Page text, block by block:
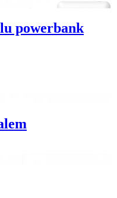
powerbank